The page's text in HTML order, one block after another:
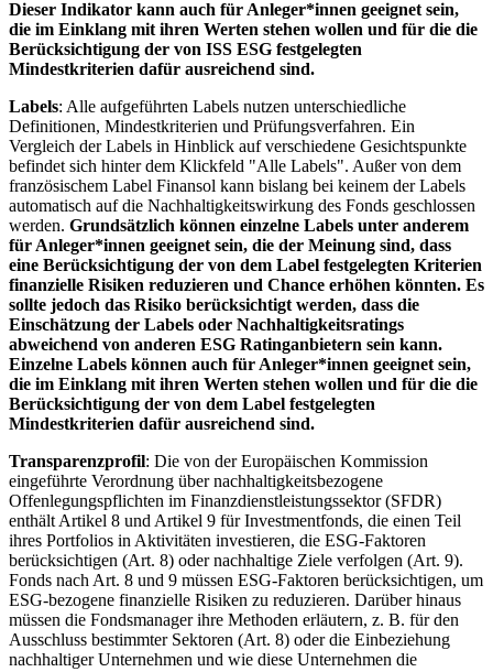
Dieser Indikator kann auch für Anleger*innen geeignet sein,
die im Einklang mit ihren Werten stehen wollen und für die die
Berücksichtigung der von ISS ESG festgelegten
Mindestkriterien dafür ausreichend sind.
Labels: Alle aufgeführten Labels nutzen unterschiedliche
Definitionen, Mindestkriterien und Prüfungsverfahren. Ein
Vergleich der Labels in Hinblick auf verschiedene Gesichtspunkte
befindet sich hinter dem Klickfeld "Alle Labels". Außer von dem
französischem Label Finansol kann bislang bei keinem der Labels
automatisch auf die Nachhaltigkeitswirkung des Fonds geschlossen
werden. Grundsätzlich können einzelne Labels unter anderem
für Anleger*innen geeignet sein, die der Meinung sind, dass
eine Berücksichtigung der von dem Label festgelegten Kriterien
finanzielle Risiken reduzieren und Chance erhöhen könnten. Es
sollte jedoch das Risiko berücksichtigt werden, dass die
Einschätzung der Labels oder Nachhaltigkeitsratings
abweichend von anderen ESG Ratinganbietern sein kann.
Einzelne Labels können auch für Anleger*innen geeignet sein,
die im Einklang mit ihren Werten stehen wollen und für die die
Berücksichtigung der von dem Label festgelegten
Mindestkriterien dafür ausreichend sind.
Transparenzprofil: Die von der Europäischen Kommission
eingeführte Verordnung über nachhaltigkeitsbezogene
Offenlegungspflichten im Finanzdienstleistungssektor (SFDR)
enthält Artikel 8 und Artikel 9 für Investmentfonds, die einen Teil
ihres Portfolios in Aktivitäten investieren, die ESG-Faktoren
berücksichtigen (Art. 8) oder nachhaltige Ziele verfolgen (Art. 9).
Fonds nach Art. 8 und 9 müssen ESG-Faktoren berücksichtigen, um
ESG-bezogene finanzielle Risiken zu reduzieren. Darüber hinaus
müssen die Fondsmanager ihre Methoden erläutern, z. B. für den
Ausschluss bestimmter Sektoren (Art. 8) oder die Einbeziehung
nachhaltiger Unternehmen und wie diese Unternehmen die